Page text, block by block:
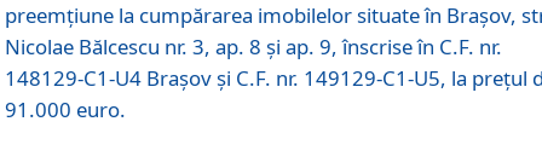
preemțiune la cumpărarea imobilelor situate în Brașov,
Nicolae Bălcescu nr. 3, ap. 8 și ap. 9, înscrise în C.F. nr.
148129-C1-U4 Brașov și C.F. nr. 149129-C1-U5, la prețul
91.000 euro.